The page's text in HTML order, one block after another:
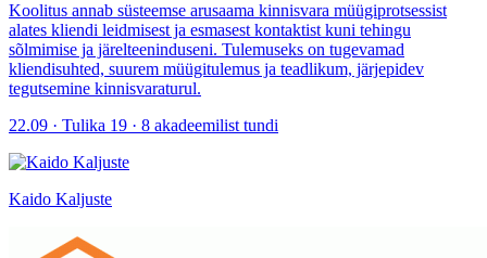
Koolitus annab süsteemse arusaama kinnisvara müügiprotsessist
alates kliendi leidmisest ja esmasest kontaktist kuni tehingu
sõlmimise ja järelteeninduseni. Tulemuseks on tugevamad
kliendisuhted, suurem müügitulemus ja teadlikum, järjepidev
tegutsemine kinnisvaraturul.
22.09 · Tulika 19 · 8 akadeemilist tundi
Kaido Kaljuste